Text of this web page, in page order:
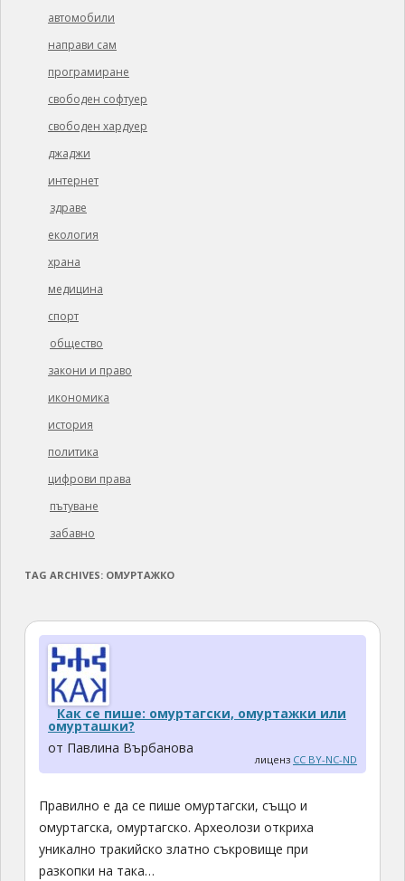
автомобили
направи сам
програмиране
свободен софтуер
свободен хардуер
джаджи
интернет
здраве
екология
храна
медицина
спорт
общество
закони и право
икономика
история
политика
цифрови права
пътуване
забавно
TAG ARCHIVES: ОМУРТАЖКО
Как се пише: омуртагски, омуртажки или
омурташки?
от Павлина Върбанова
лиценз CC BY-NC-ND
Правилно е да се пише омуртагски, също и
омуртагска, омуртагско. Археолози откриха
уникално тракийско златно съкровище при
разкопки на така…